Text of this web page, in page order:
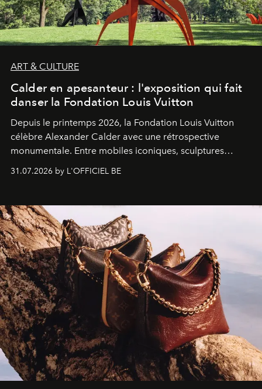
ART & CULTURE
Calder en apesanteur : l'exposition qui fait
danser la Fondation Louis Vuitton
Depuis le printemps 2026, la Fondation Louis Vuitton
célèbre Alexander Calder avec une rétrospective
monumentale. Entre mobiles iconiques, sculptures
monumentales et poésie du mouvement, l'artiste
américain investit les espaces imaginés par Frank Gehry
sculpture.
31.07.2026 by L'OFFICIEL BE